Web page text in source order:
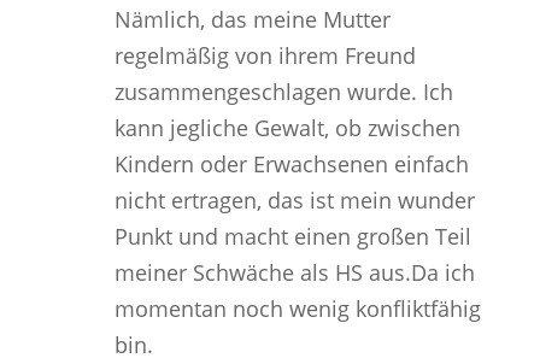
Nämlich, das meine Mutter
regelmäßig von ihrem Freund
zusammengeschlagen wurde. Ich
kann jegliche Gewalt, ob zwischen
Kindern oder Erwachsenen einfach
nicht ertragen, das ist mein wunder
Punkt und macht einen großen Teil
meiner Schwäche als HS aus.Da ich
momentan noch wenig konfliktfähig
bin.